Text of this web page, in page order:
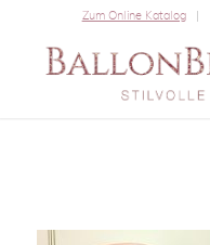
Zum Online Katalog